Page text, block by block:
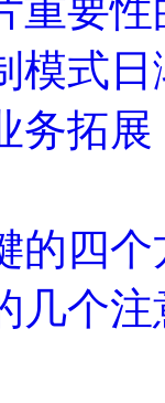
重要性
模式
务拓展
的四个
几个注